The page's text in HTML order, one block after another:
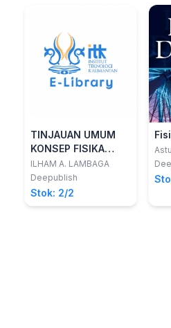
TINJAUAN UMUM
KONSEP FISIKA
DASAR
ILHAM A. LAMBAGA
Deepublish
Stok: 2/2
Taib